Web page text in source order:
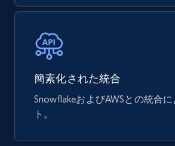
Tags, Final price, Original price,
eCommerce
747+ 39+
簡素化された統合
SnowflakeおよびAWSとの統合
ト。